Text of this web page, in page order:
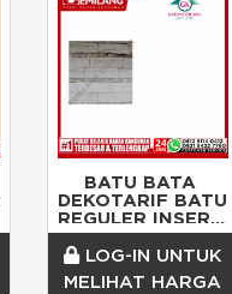
BATU BATA
DEKOTARIF BATU
REGULER INSERT
MARMO/TEXTURE
TEBAL
PLATEU/DOS
LOG-IN UNTUK
MELIHAT HARGA